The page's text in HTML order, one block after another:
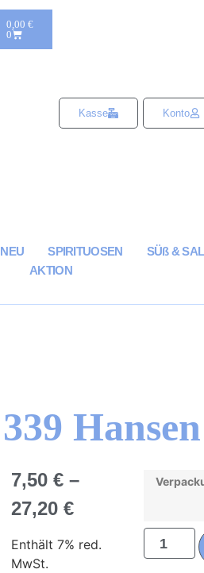
0,00€
0
Kasse Konto
NEU SPIRITUOSEN SÜß &
AKTION
339
7,50 € –
27,20 €
Enthält 7% red.
MwSt.